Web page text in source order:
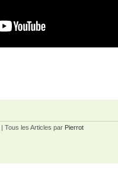
| Tous les Articles par Pierrot